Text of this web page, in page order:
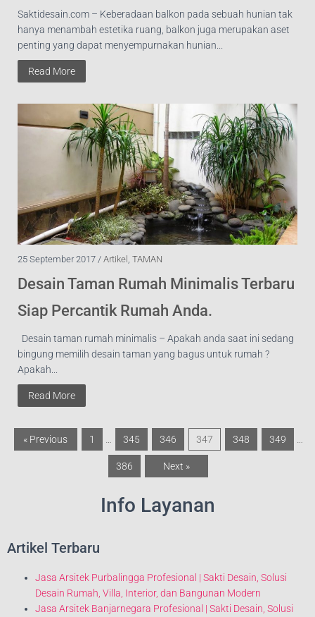
Saktidesain.com – Keberadaan balkon pada sebuah hunian tak
hanya menambah estetika ruang, balkon juga merupakan aset
penting yang dapat menyempurnakan hunian...
Read More
25 September 2017 / Artikel TAMAN
Desain Taman Rumah Minimalis Terbaru
Siap Percantik Rumah Anda.
Desain taman rumah minimalis – Apakah anda saat ini sedang
bingung memilih desain taman yang bagus untuk rumah ?
Apakah...
Read More
« Previous 1 345 346 347 348 349
386 Next »
Info Layanan
Artikel Terbaru
Jasa Arsitek Purbalingga Profesional | Sakti Desain, Solusi
Desain Rumah, Villa, Interior, dan Bangunan Modern
Jasa Arsitek Banjarnegara Profesional | Sakti Desain, Solusi